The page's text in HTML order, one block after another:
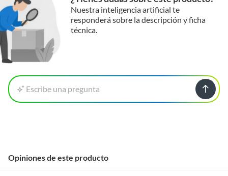
Nuestra inteligencia artificial te
responderá sobre la descripción y ficha
técnica.
Escribe una pregunta
Opiniones de este producto